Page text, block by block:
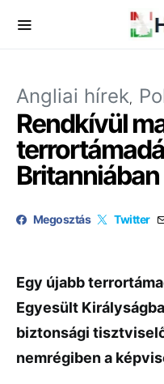
Angliai hírek
Rendkívül
Britanniában
Megosztás Twitter
Egy újabb
Egyesült
biztonsági
nemrégiben a